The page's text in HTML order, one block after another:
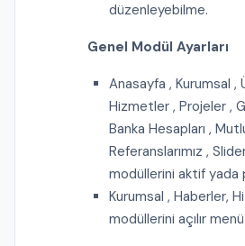
düzenleyebilme.
Genel Modül Ayarları
Anasayfa , Kurumsal ,
Hizmetler , Projeler ,
Banka Hesapları ,
Referanslarımız ,
modüllerini aktif yada
Kurumsal , Haberler,
modüllerini açılır